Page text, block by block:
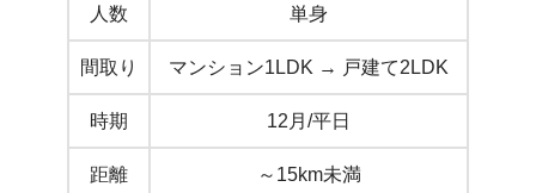
人数 単身
間取り マンション1LDK → 戸建て2LDK
時期 12月/平日
距離 ～15km未満